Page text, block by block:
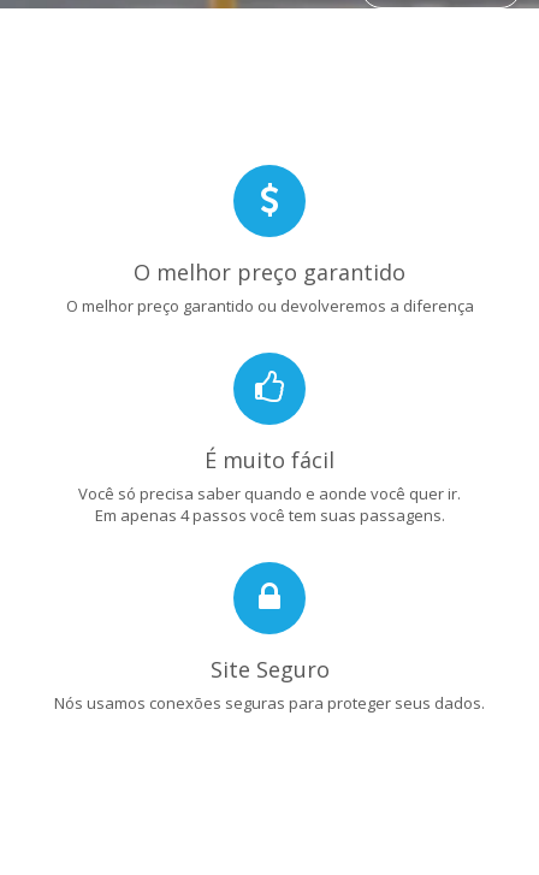
O melhor preço garantido
O melhor preço garantido ou devolveremos a diferença
É muito fácil
Você só precisa saber quando e aonde você quer ir.
Em apenas 4 passos você tem suas passagens.
Site Seguro
Nós usamos conexões seguras para proteger seus dados.